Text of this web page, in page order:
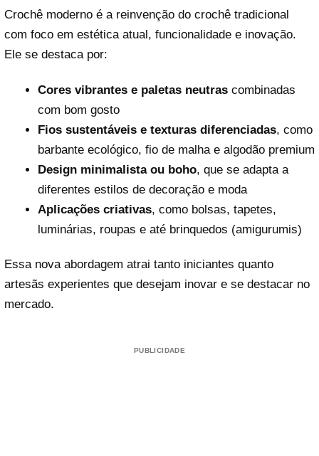
Crochê moderno é a reinvenção do crochê tradicional
com foco em estética atual, funcionalidade e inovação.
Ele se destaca por:
Cores vibrantes e paletas neutrascombinadas
com bom gosto
Fios sustentáveis e texturas diferenciadas, como
barbante ecológico, fio de malha e algodão premium
Design minimalista ou boho, que se adapta a
diferentes estilos de decoração e moda
Aplicações criativas, como bolsas, tapetes,
luminárias, roupas e até brinquedos (amigurumis)
Essa nova abordagem atrai tanto iniciantes quanto
artesãs experientes que desejam inovar e se destacar no
mercado.
PUBLICIDADE